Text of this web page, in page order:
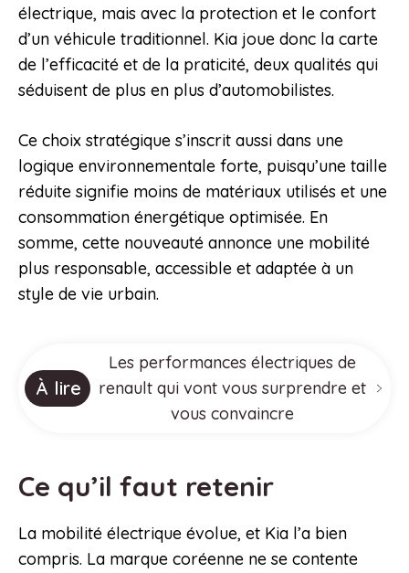
électrique, mais avec la protection et le confort
d’un véhicule traditionnel. Kia joue donc la carte
de l’efficacité et de la praticité, deux qualités qui
séduisent de plus en plus d’automobilistes.
Ce choix stratégique s’inscrit aussi dans une
logique environnementale forte, puisqu’une taille
réduite signifie moins de matériaux utilisés et une
consommation énergétique optimisée. En
somme, cette nouveauté annonce une mobilité
plus responsable, accessible et adaptée à un
style de vie urbain.
À lire
Les performances électriques de
renault qui vont vous surprendre et
vous convaincre
Ce qu’il faut retenir
La mobilité électrique évolue, et Kia l’a bien
compris. La marque coréenne ne se contente